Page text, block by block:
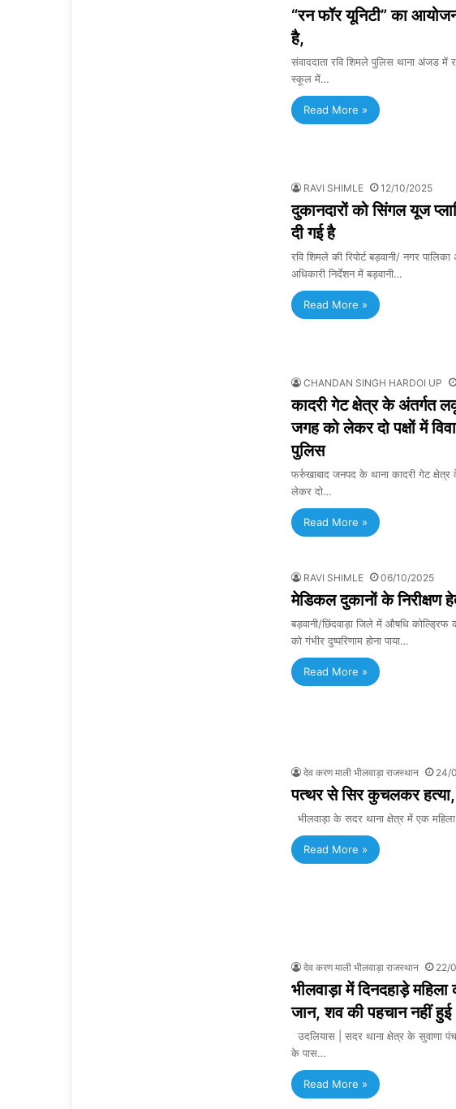
“रन फॉर यूनिटी” का
है,
संवाददाता रवि शिमले पुलिस थाना अंजड में
स्कूल में…
Read More »
RAVI SHIMLE 12/10/2025
दुकानदारों को सिंगल यूज
दी गई है
रवि शिमले की रिपोर्ट बड़वानी/ नगर
अधिकारी निर्देशन में बड़वानी…
Read More »
CHANDAN SINGH HARDOI UP
कादरी गेट क्षेत्र के अंतर्गत
जगह को लेकर दो पक्षों में
पुलिस
फर्रुखाबाद जनपद के थाना कादरी गेट
लेकर दो…
Read More »
RAVI SHIMLE 06/10/2025
मेडिकल दुकानों के निरीक्षण
बड़वानी/छिंदवाड़ा जिले में औषधि
को गंभीर दुष्परिणाम होना पाया…
Read More »
देव करण माली भीलवाड़ा राजस्थान 24/
पत्थर से सिर कुचलकर हत्या,
​भीलवाड़ा के सदर थाना क्षेत्र में एक
Read More »
देव करण माली भीलवाड़ा राजस्थान 22/
भीलवाड़ा में दिनदहाड़े
जान, शव की पहचान नहीं
उदलियास | सदर थाना क्षेत्र के सुवाणा
के पास…
Read More »